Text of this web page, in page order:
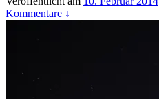
Kommentare ↓